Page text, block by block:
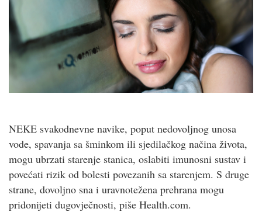
NEKE svakodnevne navike, poput nedovoljnog unosa
vode, spavanja sa šminkom ili sjedilačkog načina života,
mogu ubrzati starenje stanica, oslabiti imunosni sustav i
povećati rizik od bolesti povezanih sa starenjem. S druge
strane, dovoljno sna i uravnotežena prehrana mogu
pridonijeti dugovječnosti, piše Health.com.